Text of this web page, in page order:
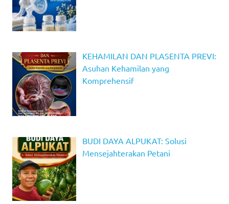
KEHAMILAN DAN PLASENTA PREVI:
Asuhan Kehamilan yang
Komprehensif
BUDI DAYA ALPUKAT: Solusi
Mensejahterakan Petani